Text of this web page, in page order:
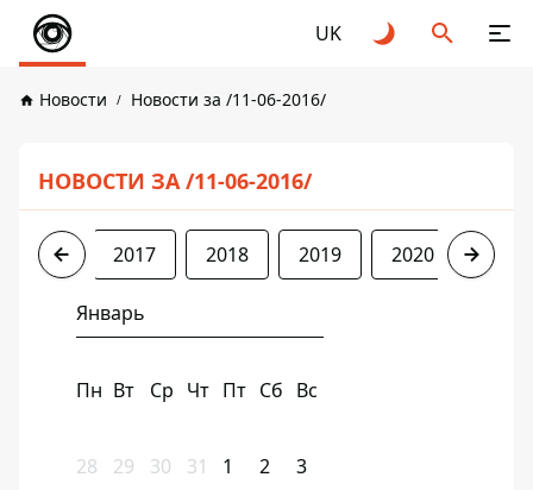
UK
Новости Новости за /11-06-2016/
НОВОСТИ ЗА /11-06-2016/
2016 2017 2018 2019 2020 2021
Январь
Пн Вт Ср Чт Пт Сб Вс
28 29 30 31 1 2 3